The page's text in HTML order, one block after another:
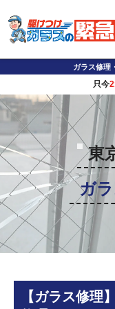
ガラス修理
只今
東
ガ
【ガラス修理